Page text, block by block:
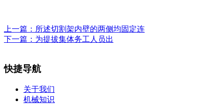
上一篇： 所述切割架内壁的两侧均固定连
下一篇： 为提拔集体务工人员出
快捷导航
关于我们
机械知识